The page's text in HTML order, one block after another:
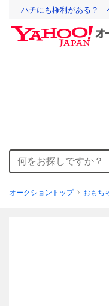
ハチにも権利がある？
オークショントップ おもち